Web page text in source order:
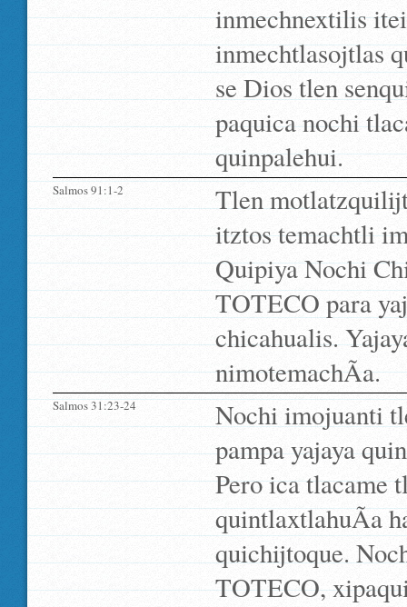
inmechnextilis
inmechtlasojtlas
se Dios tlen
paquica nochi
quinpalehui.
Salmos 91:1-2
Tlen
itztos temachtli
Quipiya Nochi
TOTECO para
chicahualis.
nimotemachÃ­a.
Salmos 31:23-24
Nochi imojuanti
pampa yajaya
Pero ica tlacame
quintlaxtlahuÃ­a
quichijtoque.
TOTECO,